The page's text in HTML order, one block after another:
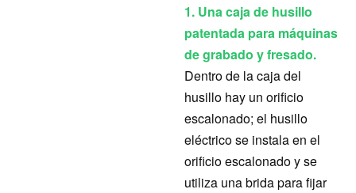
1. Una caja de husillo
patentada para máquinas
de grabado y fresado.
Dentro de la caja del
husillo hay un orificio
escalonado; el husillo
eléctrico se instala en el
orificio escalonado y se
utiliza una brida para fijar